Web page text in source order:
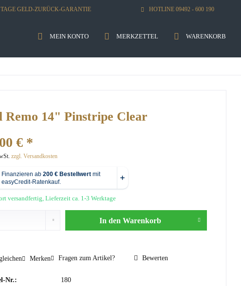
TAGE GELD-ZURÜCK-GARANTIE HOTLINE 09492 - 600 190
WARENKORB
MERKZETTEL
MEIN KONTO
Remo 14" Pinstripe Clear
€ *
zzgl. Versandkosten
versandfertig, Lieferzeit ca. 1-3 Werktage
In den Warenkorb
Merken Fragen zum Artikel? Bewerten
Nr.:
180